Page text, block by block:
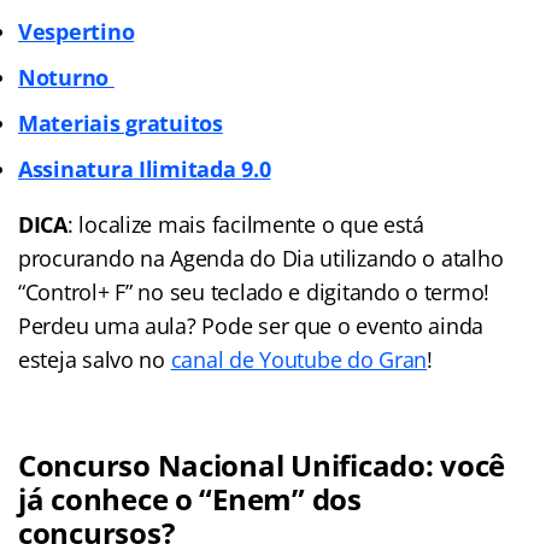
Vespertino
Noturno
Materiais gratuitos
Assinatura Ilimitada9.0
DICA: localize mais facilmente o que está
procurando na Agenda do Dia utilizando o atalho
“Control+ F” no seu teclado e digitando o termo!
Perdeu uma aula? Pode ser que o evento ainda
esteja salvo no canal de Youtube do Gran!
Concurso Nacional Unificado: você
já conhece o “Enem” dos
concursos?